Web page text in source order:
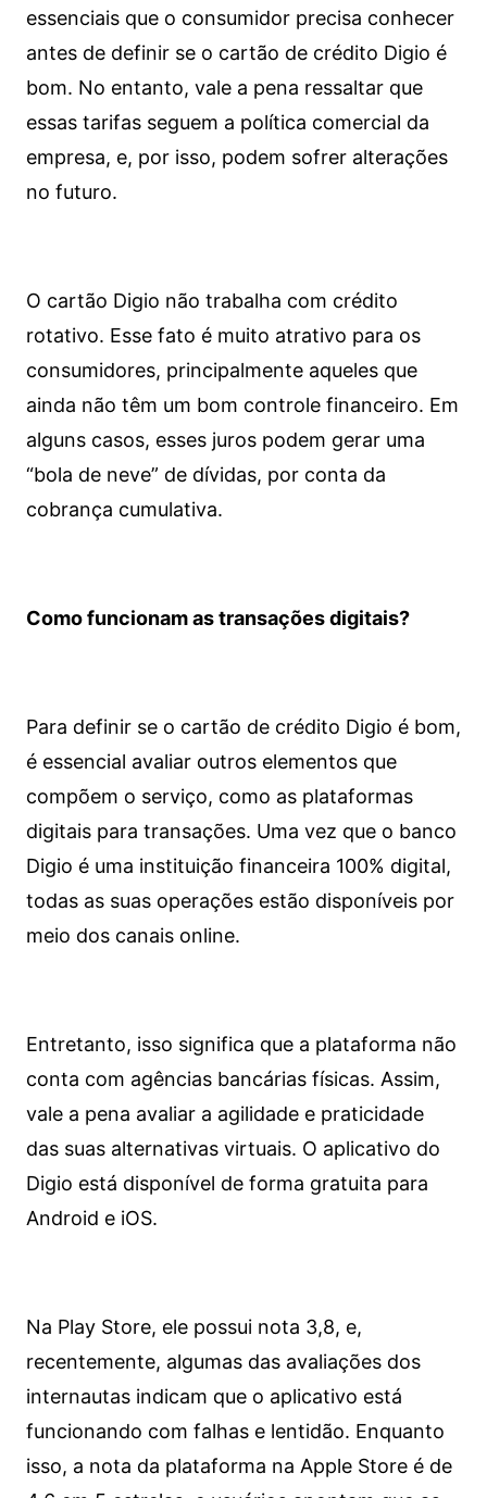
essenciais que o consumidor precisa conhecer
antes de definir se o cartão de crédito Digio é
bom. No entanto, vale a pena ressaltar que
essas tarifas seguem a política comercial da
empresa, e, por isso, podem sofrer alterações
no futuro.
O cartão Digio não trabalha com crédito
rotativo. Esse fato é muito atrativo para os
consumidores, principalmente aqueles que
ainda não têm um bom controle financeiro. Em
alguns casos, esses juros podem gerar uma
“bola de neve” de dívidas, por conta da
cobrança cumulativa.
Como funcionam as transações digitais?
Para definir se o cartão de crédito Digio é bom,
é essencial avaliar outros elementos que
compõem o serviço, como as plataformas
digitais para transações. Uma vez que o banco
Digio é uma instituição financeira 100% digital,
todas as suas operações estão disponíveis por
meio dos canais online.
Entretanto, isso significa que a plataforma não
conta com agências bancárias físicas. Assim,
vale a pena avaliar a agilidade e praticidade
das suas alternativas virtuais. O aplicativo do
Digio está disponível de forma gratuita para
Android e iOS.
Na Play Store, ele possui nota 3,8, e,
recentemente, algumas das avaliações dos
internautas indicam que o aplicativo está
funcionando com falhas e lentidão. Enquanto
isso, a nota da plataforma na Apple Store é de